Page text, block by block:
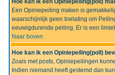
Hoe kan ik een Opiniepeiling(poll)
Een Opiniepeiling maken is
waarschijnlijk geen toelating om
eeuwigdurende peiling. Er is een
Naar boven
Hoe kan ik een Opiniepeiling(poll)
Zoals met posts, Opiniepeilingen
Indien niemand heeft gestemd dan